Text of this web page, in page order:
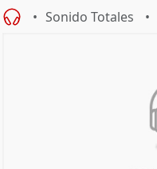
Sonido Totales